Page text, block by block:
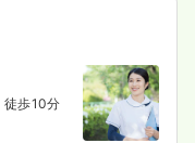
徒歩10分